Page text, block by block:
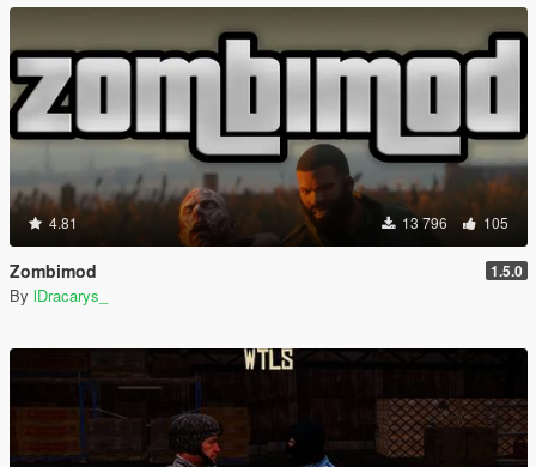
4.81 13 796 105
Zombimod 1.5.0
By lDracarys_